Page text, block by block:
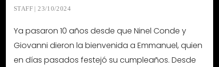
STAFF | 23/10/2024
Ya pasaron 10 años desde que Ninel Conde y
Giovanni dieron la bienvenida a Emmanuel, quien
en días pasados festejó su cumpleaños. Desde